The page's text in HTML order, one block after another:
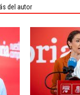
del autor